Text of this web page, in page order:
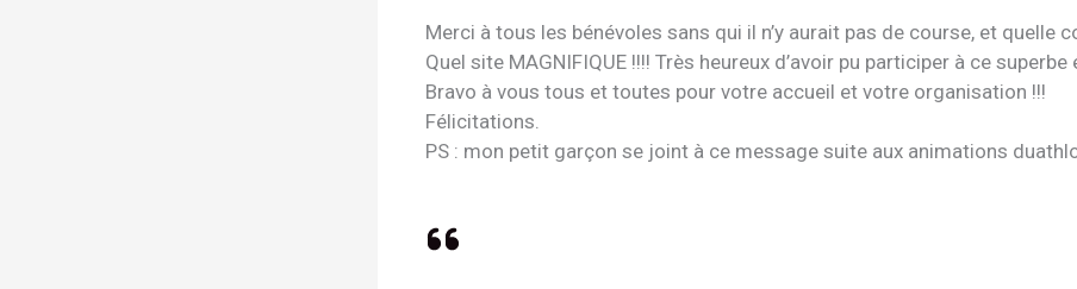
Merci à tous les bénévoles sans qui il n’y aurait pas de course, et quelle
Quel site MAGNIFIQUE !!!! Très heureux d’avoir pu participer à ce superbe
Bravo à vous tous et toutes pour votre accueil et votre organisation !!!
Félicitations.
PS : mon petit garçon se joint à ce message suite aux animations